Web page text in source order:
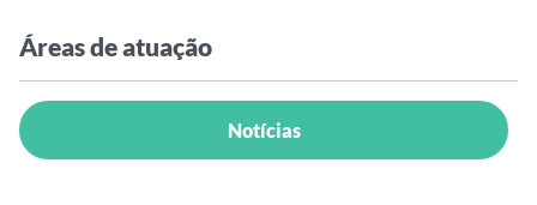
Áreas de atuação
Notícias